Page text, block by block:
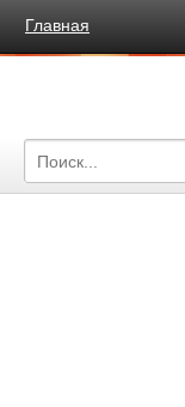
Главная